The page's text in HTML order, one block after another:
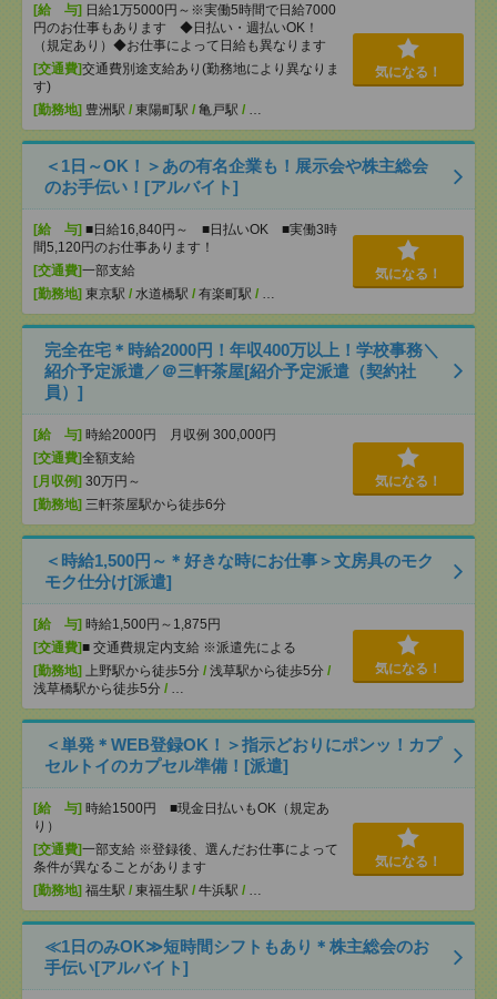
[給 与] 日給1万5000円～※実働5時間で日給7000
円のお仕事もあります ◆日払い・週払いOK！
（規定あり）◆お仕事によって日給も異なります
[交通費]交通費別途支給あり(勤務地により異なりま
す)
[勤務地] 豊洲駅 / 東陽町駅 / 亀戸駅 /
気になる！
＜1日～OK！＞あの有名企業も！展示会や株主総会
のお手伝い！[アルバイト]
[給 与] ■日給16,840円～ ■日払いOK ■実働3時
間5,120円のお仕事あります！
[交通費]一部支給
[勤務地] 東京駅 / 水道橋駅 / 有楽町駅 /
気になる！
完全在宅＊時給2000円！年収400万以上！学校事務＼
紹介予定派遣／＠三軒茶屋[紹介予定派遣（契約社
員）]
[給 与] 時給2000円 月収例 300,000円
[交通費]全額支給
[月収例] 30万円～
[勤務地] 三軒茶屋駅から徒歩6分
気になる！
＜時給1,500円～＊好きな時にお仕事＞文房具のモク
モク仕分け[派遣]
[給 与] 時給1,500円～1,875円
[交通費]■ 交通費規定内支給 ※派遣先による
[勤務地] 上野駅から徒歩5分 / 浅草駅から徒歩5分 /
浅草橋駅から徒歩5分 /
気になる！
＜単発＊WEB登録OK！＞指示どおりにポンッ！カプ
セルトイのカプセル準備！[派遣]
[給 与] 時給1500円 ■現金日払いもOK（規定あ
り）
[交通費]一部支給 ※登録後、選んだお仕事によって
条件が異なることがあります
[勤務地] 福生駅 / 東福生駅 / 牛浜駅 /
気になる！
≪1日のみOK≫短時間シフトもあり＊株主総会のお
手伝い[アルバイト]